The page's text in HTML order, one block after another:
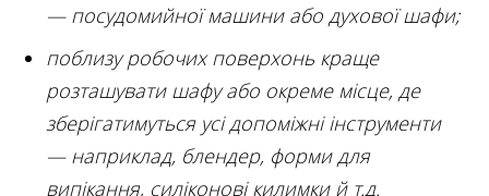
— посудомийної машини або духової шафи;
поблизу робочих поверхонь краще
розташувати шафу або окреме місце, де
зберігатимуться усі допоміжні інструменти
— наприклад, блендер, форми для
випікання, силіконові килимки й т.д.